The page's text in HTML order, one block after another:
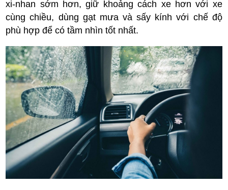
xi-nhan sớm hơn, giữ khoảng cách xe hơn với xe
cùng chiều, dùng gạt mưa và sấy kính với chế độ
phù hợp để có tầm nhìn tốt nhất.